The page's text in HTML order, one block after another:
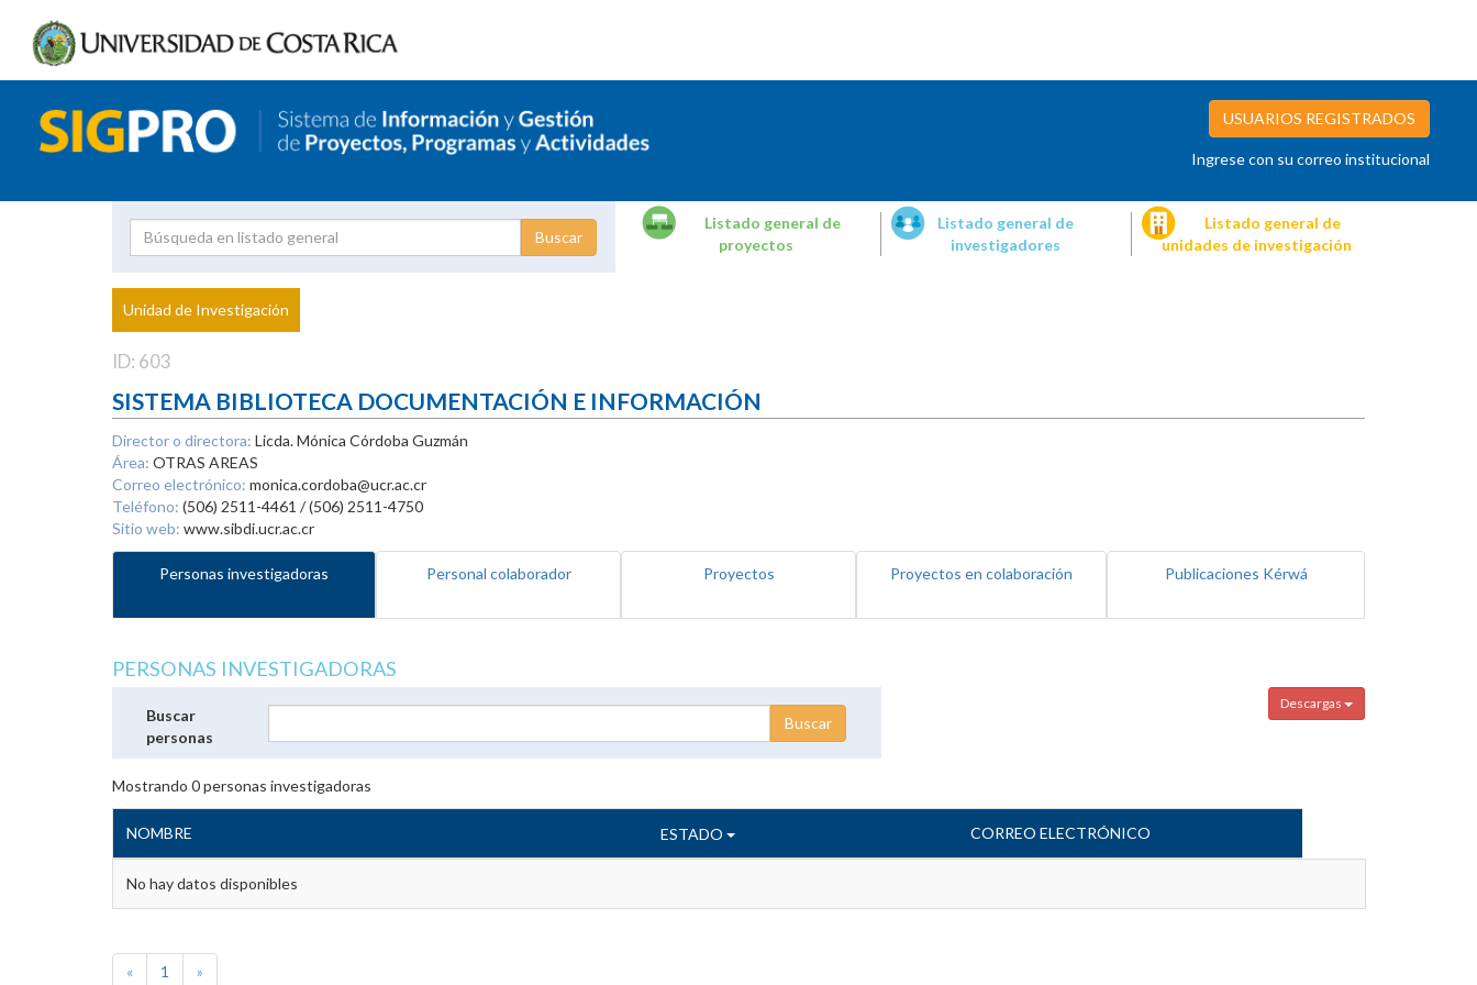
USUARIOS REGISTRADOS
Ingrese con su correo institucional
Proyecto
Investigador
Listado general de
proyectos
Listado general de
investigadores
Listado general de
unidades de investigación
Unidad de Investigación
ID: 603
SISTEMA BIBLIOTECA DOCUMENTACIÓN E INFORMACIÓN
Director o directora: Licda. Mónica Córdoba Guzmán
Área: OTRAS AREAS
Correo electrónico: monica.cordoba@ucr.ac.cr
Teléfono: (506) 2511-4461 / (506) 2511-4750
Sitio web: www.sibdi.ucr.ac.cr
Personas investigadoras Personal colaborador Proyectos Proyectos en colaboración Publicaciones Kérwá
PERSONAS INVESTIGADORAS
Descargas
Buscar
personas
Mostrando 0personas investigadoras
NOMBRE ESTADO CORREO ELECTRÓNICO
No hay datos disponibles
« 1 »